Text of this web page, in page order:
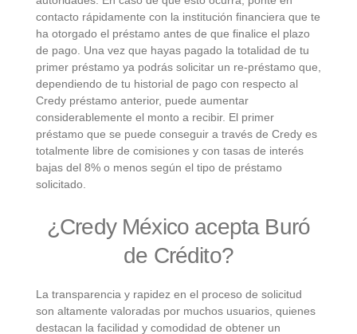
contacto rápidamente con la institución financiera que te
ha otorgado el préstamo antes de que finalice el plazo
de pago. Una vez que hayas pagado la totalidad de tu
primer préstamo ya podrás solicitar un re-préstamo que,
dependiendo de tu historial de pago con respecto al
Credy préstamo anterior, puede aumentar
considerablemente el monto a recibir. El primer
préstamo que se puede conseguir a través de Credy es
totalmente libre de comisiones y con tasas de interés
bajas del 8% o menos según el tipo de préstamo
solicitado.
¿Credy México acepta Buró
de Crédito?
La transparencia y rapidez en el proceso de solicitud
son altamente valoradas por muchos usuarios, quienes
destacan la facilidad y comodidad de obtener un